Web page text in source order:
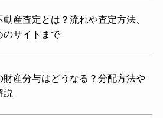
動産査定とは？流れや査定方法、
のサイトまで
財産分与はどうなる？分配方法や
説